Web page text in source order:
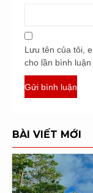
Lưu tên của tôi,
cho lần bình
BÀI VIẾT MỚI